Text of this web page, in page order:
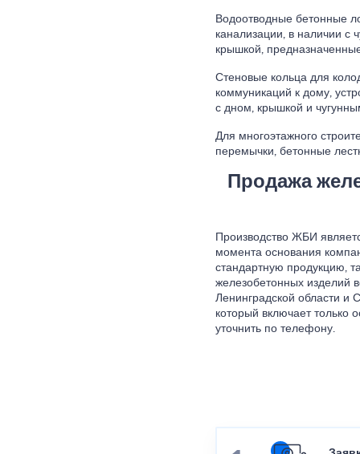
Водоотводные бетонные
канализации, в наличии с
крышкой,
Стеновые кольца для
коммуникаций к дому,
с дном, крышкой и
Для многоэтажного
перемычки, бетонные
Продажа
Производство ЖБИ
момента основания
стандартную продукцию,
железобетонных изделий
Ленинградской области и
который включает только
уточнить по телефону.